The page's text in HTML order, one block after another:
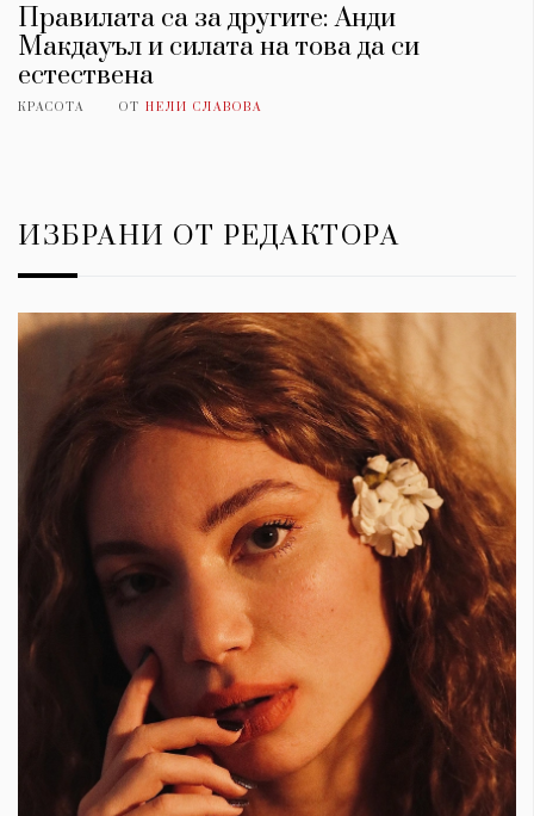
Правилата са за другите: Анди
Макдауъл и силата на това да си
естествена
КРАСОТА ОТ НЕЛИ СЛАВОВА
ИЗБРАНИ ОТ РЕДАКТОРА